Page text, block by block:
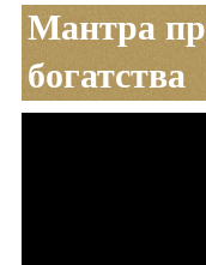
Мантра
богатства